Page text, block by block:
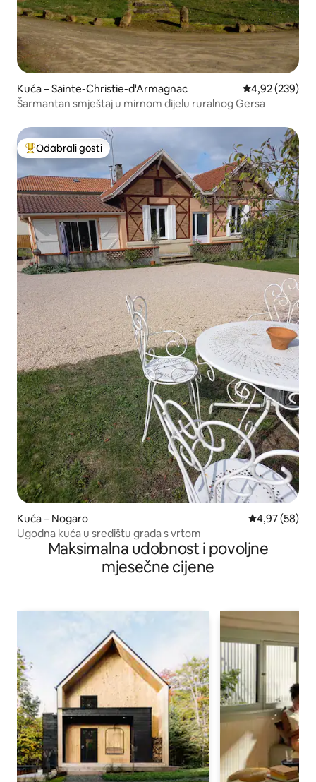
Kuća – Sainte-Christie-d'Armagnac Prosječna
4,92 (239)
Šarmantan smještaj u mirnom dijelu ruralnog Gersa
Među najviše rangiranima s oznakom „Odabrali gosti”
Odabrali gosti
Kuća – Nogaro Prosječna
4,97 (58)
Ugodna kuća u središtu grada s vrtom
Maksimalna udobnost i povoljne
mjesečne cijene